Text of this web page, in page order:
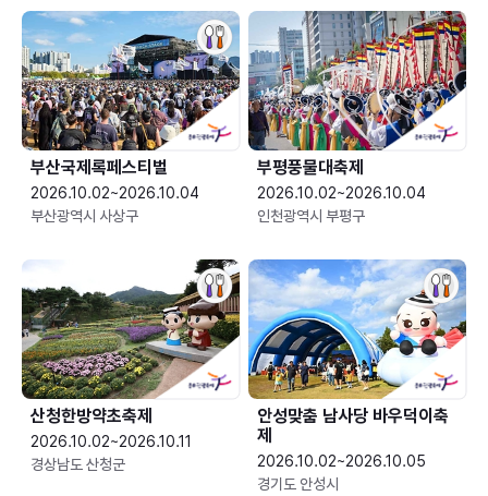
부산국제록페스티벌
2026.10.02~2026.10.04
부산광역시 사상구
부평풍물대축제
2026.10.02~2026.10.04
인천광역시 부평구
산청한방약초축제
2026.10.02~2026.10.11
경상남도 산청군
안성맞춤 남사당 바우덕이축
제
2026.10.02~2026.10.05
경기도 안성시